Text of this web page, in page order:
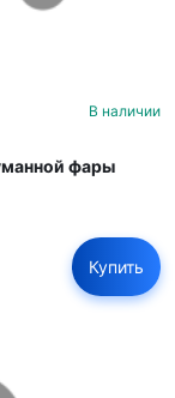
В наличии
фары
Купить